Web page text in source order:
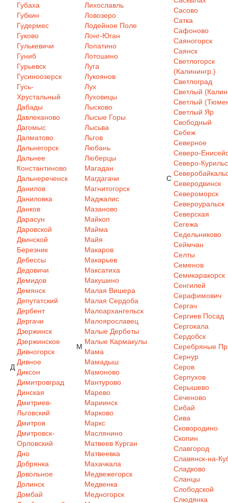
Губаха
Губкин
Гудермес
Гуково
Гулькевичи
Гуниб
Гурьевск
Гусиноозерск
Гусь-
Хрустальный
Д
Дабады
Давлеканово
Дагомыс
Далматово
Дальнегорск
Дальнее
Константиново
Дальнереченск
Данилов
Даниловка
Данков
Дарасун
Даровской
Двинской
Березник
Дебессы
Дедовичи
Демидов
Демянск
Депутатский
Дербент
Дергачи
Дзержинск
Дзержинское
Дивногорск
Дивное
Диксон
Димитровград
Динская
Дмитриев-
Льговский
Дмитров
Дмитровск-
Орловский
Дно
Добрянка
Довольное
Долинск
Домбай
Лихославль
Ловозеро
Лодейное Поле
Лонг-Юган
Лопатино
Лотошино
Луга
Лукоянов
Лух
Луховицы
Лысково
Лысые Горы
Лысьва
Льгов
Любань
Люберцы
М
Магадан
Магдагачи
Магнитогорск
Маджалис
Мазаново
Майкоп
Майма
Майя
Макаров
Макарьев
Максатиха
Макушино
Малая Вишера
Малая Сердоба
Малоархангельск
Малоярославец
Малые Дербеты
Малые Кармакулы
Мама
Мамадыш
Мамоново
Мантурово
Марево
Мариинск
Марково
Маркс
Маслянино
Матвеев Курган
Матвеевка
Махачкала
Медвежегорск
Медвенка
Медногорск
С
Сасово
Сатка
Сафоново
Саяногорск
Саянск
Светлогорск
(Калинингр.)
Светлоград
Светлый
Светлый
Светлый Яр
Свободный
Себеж
Северное
Северо-
Северо-
Северодвинск
Североморск
Североуральск
Северская
Сегежа
Седельниково
Сеймчан
Селты
Семенов
Семикаракорск
Сенгилей
Серафимович
Сергач
Сергиев Посад
Сергокала
Сердобск
Серебряные
Сернур
Серов
Серпухов
Серышево
Сеченово
Сибай
Сива
Сковородино
Скопин
Славгород
Славянск-на-
Сладково
Сланцы
Слободской
Слюдянка